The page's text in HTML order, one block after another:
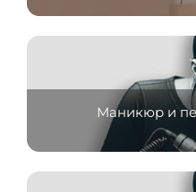
Маникюр и